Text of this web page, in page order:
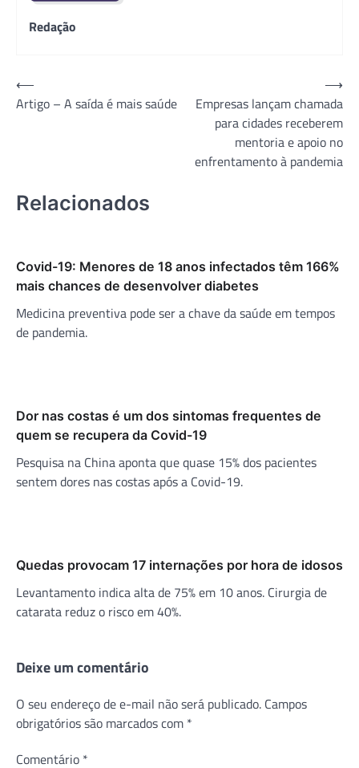
Redação
Navegação
de
⟵
Artigo – A saída é mais saúde
Empresas lançam chamada
para cidades receberem
mentoria e apoio no
enfrentamento à pandemia
⟶
Relacionados
Covid-19: Menores de 18 anos infectados têm 166%
mais chances de desenvolver diabetes
Medicina preventiva pode ser a chave da saúde em tempos
de pandemia.
Dor nas costas é um dos sintomas frequentes de
quem se recupera da Covid-19
Pesquisa na China aponta que quase 15% dos pacientes
sentem dores nas costas após a Covid-19.
Quedas provocam 17 internações por hora de idosos
Levantamento indica alta de 75% em 10 anos. Cirurgia de
catarata reduz o risco em 40%.
Deixe um comentário
O seu endereço de e-mail não será publicado. Campos
obrigatórios são marcados com *
Comentário *